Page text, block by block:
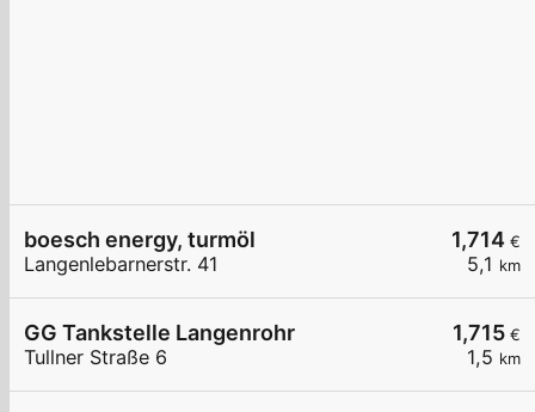
1,714 €
5,1 km
boesch energy, turmöl
Langenlebarnerstr. 41
1,715 €
1,5 km
GG Tankstelle Langenrohr
Tullner Straße 6